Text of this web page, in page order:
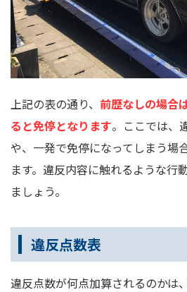
上記の表の通り、 前歴なしの場合
ると免停となります。ここでは、
や、一発で免停になってしまう場
ます。違反内容に触れるような行
ましょう。
違反点数表
違反点数が何点加算されるのかは